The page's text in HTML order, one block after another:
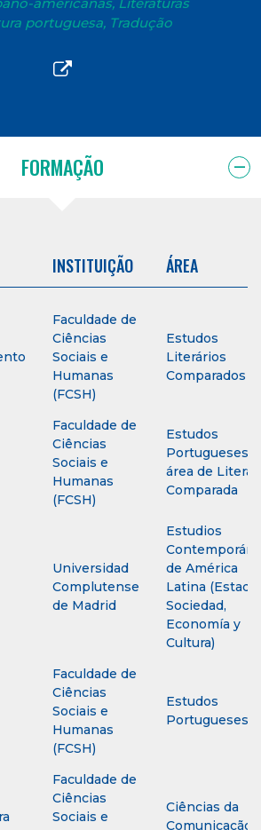
portuguesa, Tradução
FORMAÇÃO
INSTITUIÇÃO ÁREA
Faculdade de
Ciências
Sociais e
Humanas
(FCSH)
Estudos
Literários
Comparados
Faculdade de
Ciências
Sociais e
Humanas
(FCSH)
Estudos
Portugueses,
área de
Comparada
Universidad
Complutense
de Madrid
Estudios
de América
Latina (Estado,
Sociedad,
Economía y
Cultura)
Faculdade de
Ciências
Sociais e
Humanas
(FCSH)
Estudos
Portugueses
Faculdade de
Ciências
Sociais e
Ciências da
Comunicação